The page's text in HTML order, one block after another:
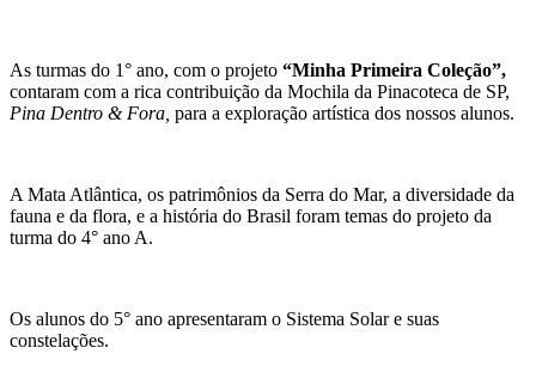
As turmas do 1° ano, com o projeto “Minha Primeira Coleção”,
contaram com a rica contribuição da Mochila da Pinacoteca de SP,
Pina Dentro & Fora, para a exploração artística dos nossos alunos.
A Mata Atlântica, os patrimônios da Serra do Mar, a diversidade da
fauna e da flora, e a história do Brasil foram temas do projeto da
turma do 4° ano A.
Os alunos do 5° ano apresentaram o Sistema Solar e suas
constelações.